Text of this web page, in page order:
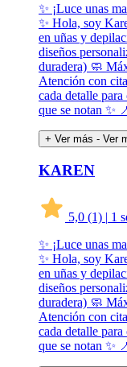
✨ ¡Luce unas
✨ Hola, soy
en uñas y
diseños
duradera) 🧼
Atención con
cada detalle
que se notan ✨
+ Ver más - Ver
KAREN
5,0 (1) | 1
✨ ¡Luce unas
✨ Hola, soy
en uñas y
diseños
duradera) 🧼
Atención con
cada detalle
que se notan ✨